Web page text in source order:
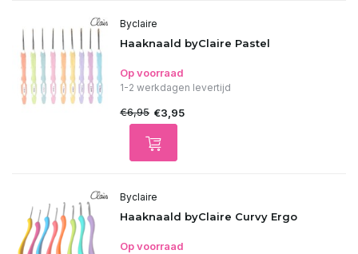
Byclaire
Haaknaald byClaire Pastel
Op voorraad
1-2 werkdagen levertijd
€6,95 €3,95
Byclaire
Haaknaald byClaire Curvy Ergo
Op voorraad